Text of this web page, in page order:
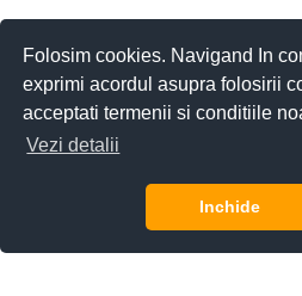
Folosim cookies. Navigand In
exprimi acordul asupra folosirii
acceptati termenii si conditiile
Vezi detalii
Inchide